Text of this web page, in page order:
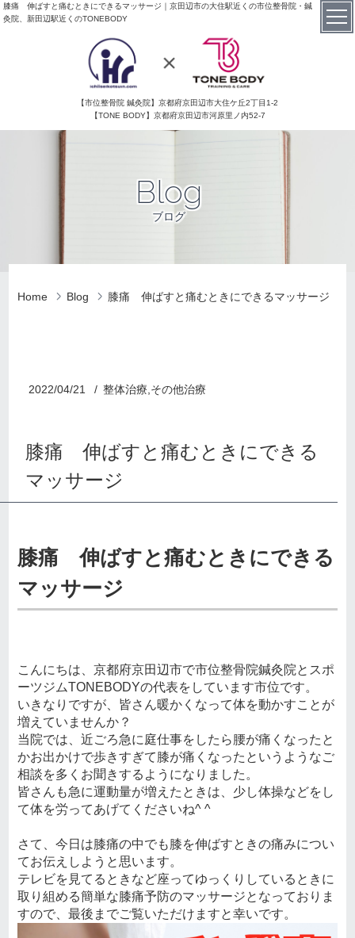
膝痛 伸ばすと痛むときにできるマッサージ｜京田辺市の大住駅近くの市位整骨院・鍼
灸院、新田辺駅近くのTONEBODY
【市位整骨院 鍼灸院】京都府京田辺市大住ケ丘2丁目1-2
【TONE BODY】京都府京田辺市河原里ノ内52-7
Blog
ブログ
Home Blog 膝痛 伸ばすと痛むときにできるマッサージ
2022/04/21 整体治療,その他治療
膝痛 伸ばすと痛むときにできる
マッサージ
膝痛 伸ばすと痛むときにできる
マッサージ
こんにちは、京都府京田辺市で市位整骨院鍼灸院とスポ
ーツジムTONEBODYの代表をしています市位です。
いきなりですが、皆さん暖かくなって体を動かすことが
増えていませんか？
当院では、近ごろ急に庭仕事をしたら腰が痛くなったと
かお出かけで歩きすぎて膝が痛くなったというようなご
相談を多くお聞きするようになりました。
皆さんも急に運動量が増えたときは、少し体操などをし
て体を労ってあげてくださいね^ ^
さて、今日は膝痛の中でも膝を伸ばすときの痛みについ
てお伝えしようと思います。
テレビを見てるときなど座ってゆっくりしているときに
取り組める簡単な膝痛予防のマッサージとなっておりま
すので、最後までご覧いただけますと幸いです。